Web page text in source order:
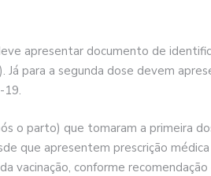
apresentar documento de
Já para a segunda dose devem
19.
o parto) que tomaram a primeira
que apresentem prescrição
vacinação, conforme